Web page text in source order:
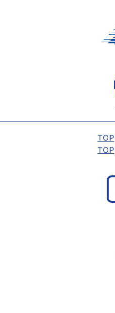
TOP
TOP